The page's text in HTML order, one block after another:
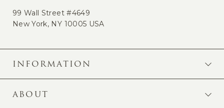
99 Wall Street #4649
New York, NY 10005 USA
INFORMATION
ABOUT